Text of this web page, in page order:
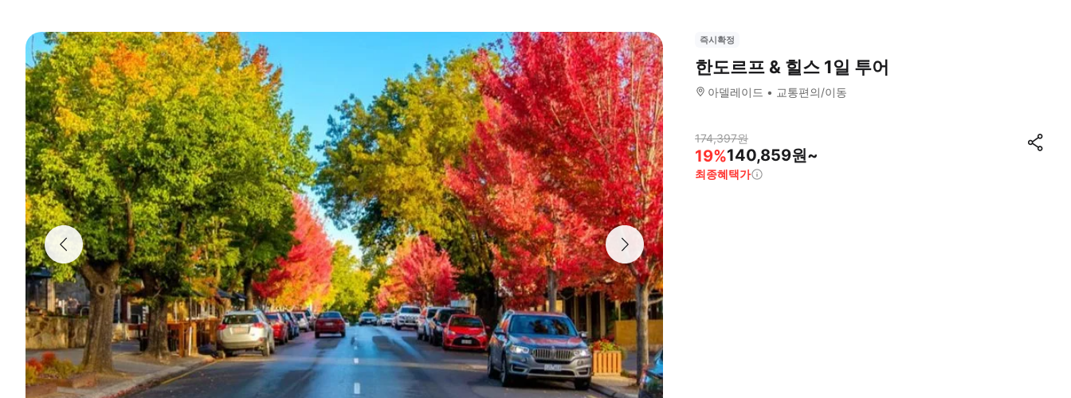
즉시확정
한도르프 & 힐스 1일 투어
아델레이드 교통편의/이동
174,397원
19%140,859원~
최종혜택가